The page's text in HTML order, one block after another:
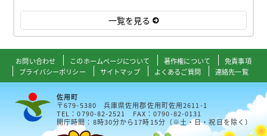
一覧を見る
お問い合わせ このホームページについて 著作権について
免責事項
プライバシーポリシー
サイトマップ よくあるご質問 連絡先一覧
佐用町
〒679-5380 兵庫県佐用郡佐用町佐用2611-1
TEL：0790-82-2521 FAX：0790-82-0131
開庁時間：8時30分から17時15分（※土・日・祝日を除く）